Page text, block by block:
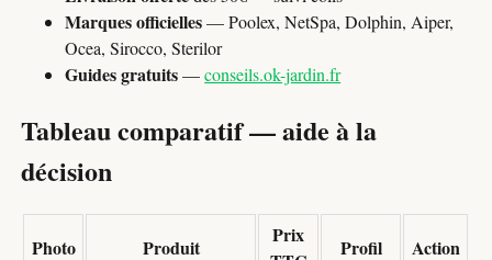
Marques officielles— Poolex, NetSpa, Dolphin, Aiper,
Ocea, Sirocco, Sterilor
Guides gratuits—conseils.ok-jardin.fr
Tableau comparatif — aide à la
décision
Photo Produit
Prix
Profil Action